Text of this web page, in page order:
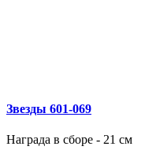
Звезды 601‑069
Награда в сборе - 21 см